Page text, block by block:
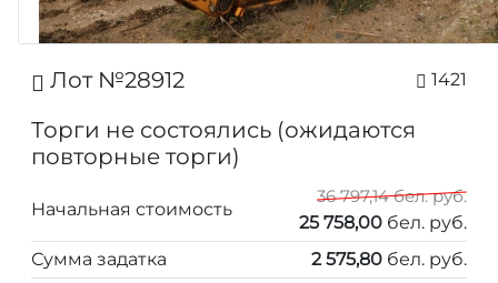
Лот №28912 1421
Торги не состоялись (ожидаются
повторные торги)
Начальная стоимость
36 797,14 бел. руб.
25 758,00 бел. руб.
Сумма задатка
2 575,80 бел. руб.